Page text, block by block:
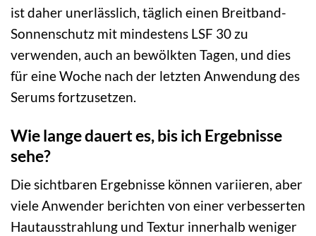
ist daher unerlässlich, täglich einen Breitband-
Sonnenschutz mit mindestens LSF 30 zu
verwenden, auch an bewölkten Tagen, und dies
für eine Woche nach der letzten Anwendung des
Serums fortzusetzen.
Wie lange dauert es, bis ich Ergebnisse
sehe?
Die sichtbaren Ergebnisse können variieren, aber
viele Anwender berichten von einer verbesserten
Hautausstrahlung und Textur innerhalb weniger